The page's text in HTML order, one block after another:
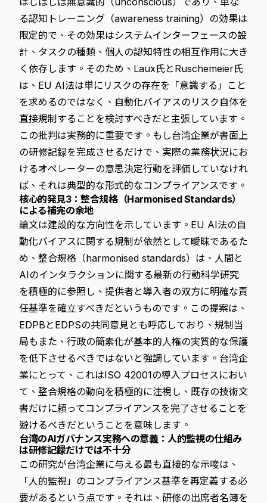
る認知トレーニング（awareness training）の効果は
限定的で、その効果はシステムインターフェースの設
計、タスクの種類、個人の認知特性の相互作用に大き
く依存します。そのため、Laux氏とRuschemeier氏
は、EU AI法は単にリスクの存在を「意識する」こと
を求めるのではなく、自動化バイアスのリスク自体を
直接規制することを検討すべきだと主張しています。
この批判は実務的に重要です。もし台湾企業が書面上
の研修記録を完成させるだけで、実際の業務状況にお
けるオペレーターの意思決定行動を評価していなけれ
ば、それは典型的な形式的なコンプライアンスです。
核心的発見3：整合規格（Harmonised Standards）
による補完の余地
論文は建設的な方向性を示しています。EU AI法の自
動化バイアスに関する規制が依然として曖昧であるた
め、整合規格（harmonised standards）は、人間と
AIのインタラクションに関する最新の行動科学研究
を積極的に参照し、提供者と導入者の双方に明確な責
任基準を確立すべきだというものです。この提案は、
EDPBとEDPSの共同意見とも呼応しており、規制当
局もまた、行政の簡素化が基本的人権の実質的な保護
を低下させるべきではないと強調しています。台湾企
業にとって、これはISO 42001の導入プロセスにおい
て、整合規格の動向を積極的に注視し、既存の技術文
書だけに頼ってコンプライアンスを完了させることを
避けるべきだということを意味します。
台湾のAIガバナンス実務への意義：人的監視の仕組み
は研修記録だけでは不十分
この研究が台湾企業に与える最も直接的な示唆は、
「人的監視」のコンプライアンス基準を再定義する必
要があるという点です。それは、研修の出席者名簿を